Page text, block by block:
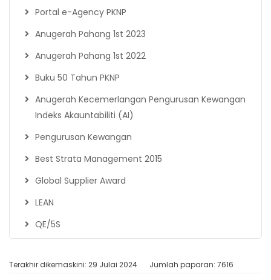
Portal e-Agency PKNP
Anugerah Pahang 1st 2023
Anugerah Pahang 1st 2022
Buku 50 Tahun PKNP
Anugerah Kecemerlangan Pengurusan Kewangan
Indeks Akauntabiliti (AI)
Pengurusan Kewangan
Best Strata Management 2015
Global Supplier Award
LEAN
QE/5S
Terakhir dikemaskini: 29 Julai 2024 Jumlah paparan: 7616